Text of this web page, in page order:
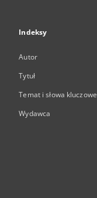
Indeksy
Autor
Tytuł
Temat i słowa kluczowe
Wydawca